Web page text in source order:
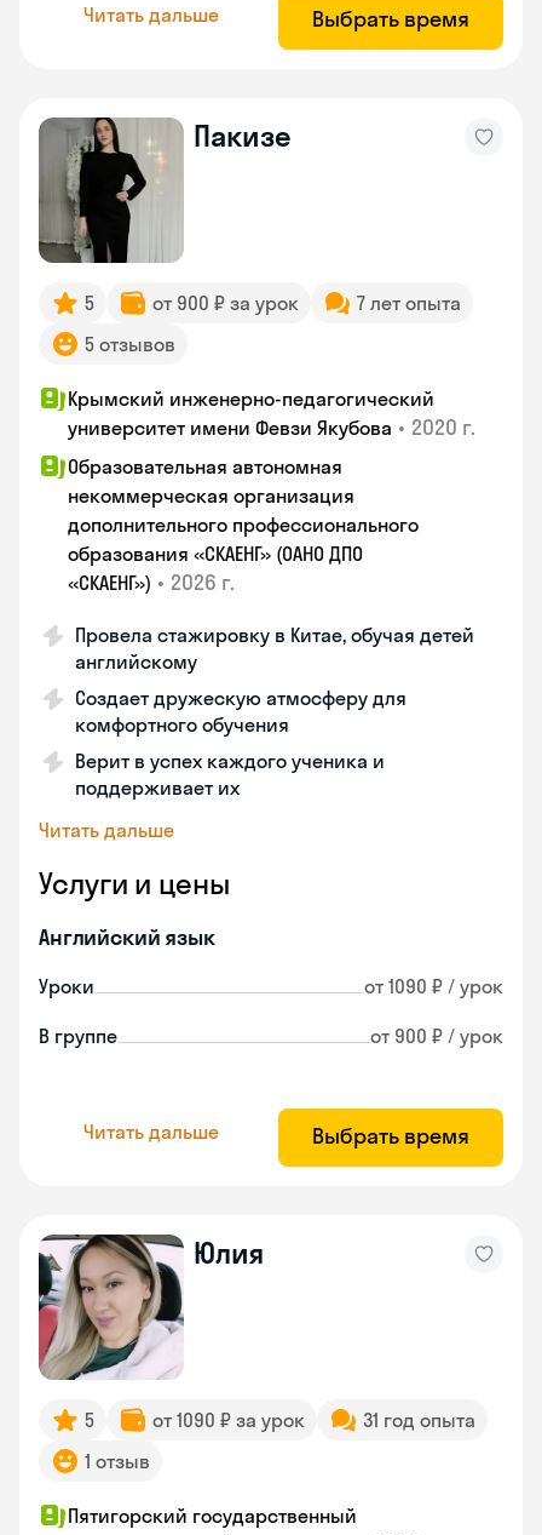
Читать дальше Выбрать время
Пакизе
5 от 900 ₽ за урок
7 лет опыта
5 отзывов
Крымский инженерно-педагогический
университет имени Февзи Якубова • 2020 г.
Образовательная автономная
некоммерческая организация
дополнительного профессионального
образования «СКАЕНГ» (ОАНО ДПО
«СКАЕНГ») • 2026 г.
Провела стажировку в Китае, обучая детей
английскому
Создает дружескую атмосферу для
комфортного обучения
Верит в успех каждого ученика и
поддерживает их
Читать дальше
Услуги и цены
Английский язык
Уроки от 1090 ₽ / урок
В группе от 900 ₽ / урок
Читать дальше Выбрать время
Юлия
5 от 1090 ₽ за урок
31 год опыта
1 отзыв
Пятигорский государственный